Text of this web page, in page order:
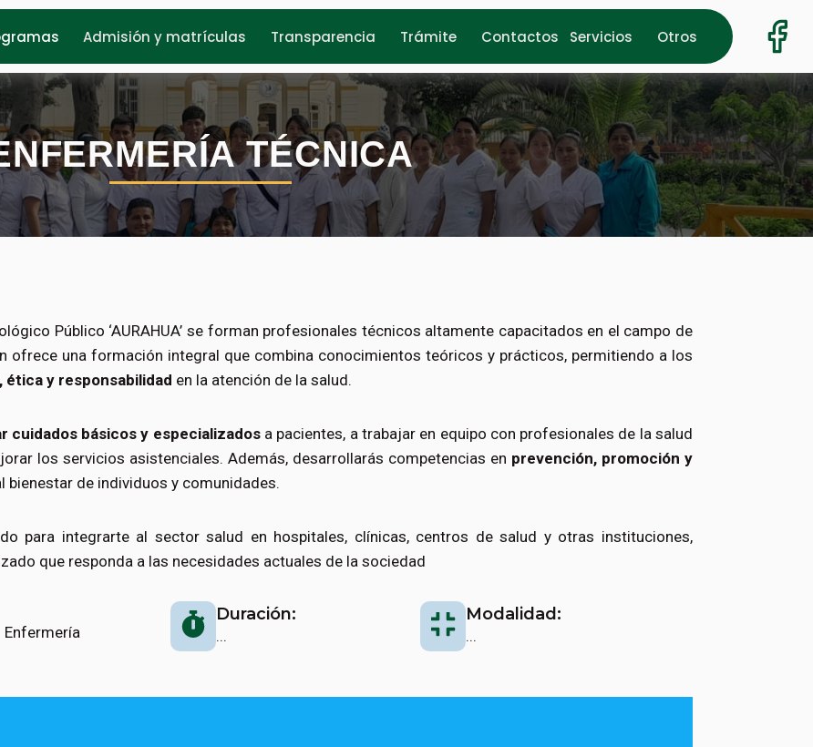
Admisión y matrículas Transparencia Trámite Contactos Servicios Otros
TÉCNICA
Público ‘AURAHUA’ se forman profesionales técnicos altamente capacitados en el campo de
ofrece una formación integral que combina conocimientos teóricos y prácticos, permitiendo a los
ética y responsabilidad en la atención de la salud.
cuidados básicos y especializadosa pacientes, a trabajar en equipo con profesionales de la salud
los servicios asistenciales. Además, desarrollarás competencias en prevención, promoción y
bienestar de individuos y comunidades.
para integrarte al sector salud en hospitales, clínicas, centros de salud y otras instituciones,
que responda a las necesidades actuales de la sociedad
Duración:
...
Modalidad:
...